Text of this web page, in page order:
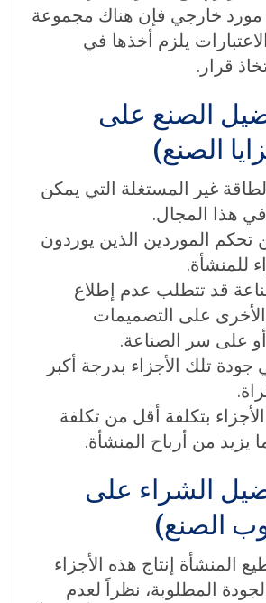
خارجي فإن هناك مجموعة
يلزم أخذها في
قرار.
الصنع على
الصنع)
غير المستغلة التي يمكن
في هذا المجال.
تحكم الموردين الذين يوردون
للمنشأة.
قد تتطلب عدم إطلاع
على التصميمات
أو على سر الصناعة.
جودة تلك الأجزاء بدرجة أكبر
بتكلفة أقل من تكلفة
يزيد من أرباح المنشأة.
الشراء على
الصنع)
المنشأة إنتاج هذه الأجزاء
المطلوبة، نظراً لعدم